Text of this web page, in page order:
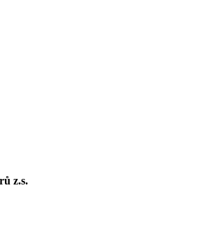
z.s.